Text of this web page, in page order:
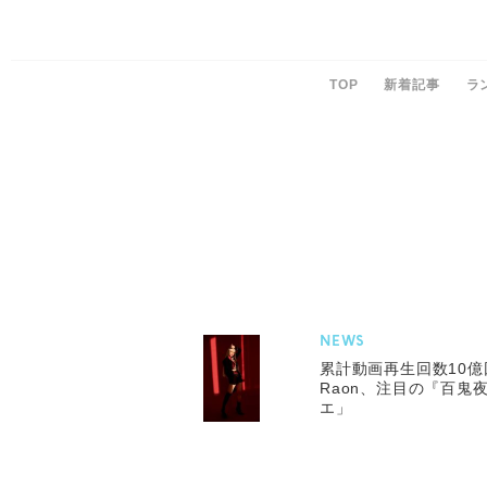
TOP 新着記事 ラ
NEWS
累計動画再生回数10
Raon、注目の『百鬼
エ」